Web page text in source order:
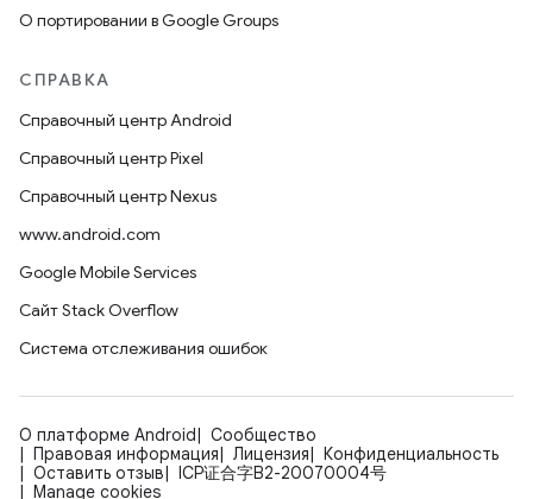
О портировании в Google Groups
СПРАВКА
Справочный центр Android
Справочный центр Pixel
Справочный центр Nexus
www.android.com
Google Mobile Services
Сайт Stack Overflow
Система отслеживания ошибок
О платформе Android
Сообщество
Правовая информация
Лицензия
Конфиденциальность
Оставить отзыв
ICP证合字B2-20070004号
Manage cookies